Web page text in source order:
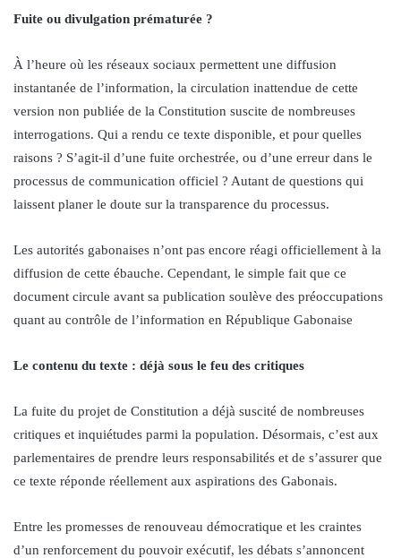
Fuite ou divulgation prématurée ?
À l’heure où les réseaux sociaux permettent une diffusion
instantanée de l’information, la circulation inattendue de cette
version non publiée de la Constitution suscite de nombreuses
interrogations. Qui a rendu ce texte disponible, et pour quelles
raisons ? S’agit-il d’une fuite orchestrée, ou d’une erreur dans le
processus de communication officiel ? Autant de questions qui
laissent planer le doute sur la transparence du processus.
Les autorités gabonaises n’ont pas encore réagi officiellement à la
diffusion de cette ébauche. Cependant, le simple fait que ce
document circule avant sa publication soulève des préoccupations
quant au contrôle de l’information en République Gabonaise
Le contenu du texte : déjà sous le feu des critiques
La fuite du projet de Constitution a déjà suscité de nombreuses
critiques et inquiétudes parmi la population. Désormais, c’est aux
parlementaires de prendre leurs responsabilités et de s’assurer que
ce texte réponde réellement aux aspirations des Gabonais.
Entre les promesses de renouveau démocratique et les craintes
d’un renforcement du pouvoir exécutif, les débats s’annoncent